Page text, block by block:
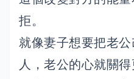
拒。
就像妻子想要把老
人，老公的心就關